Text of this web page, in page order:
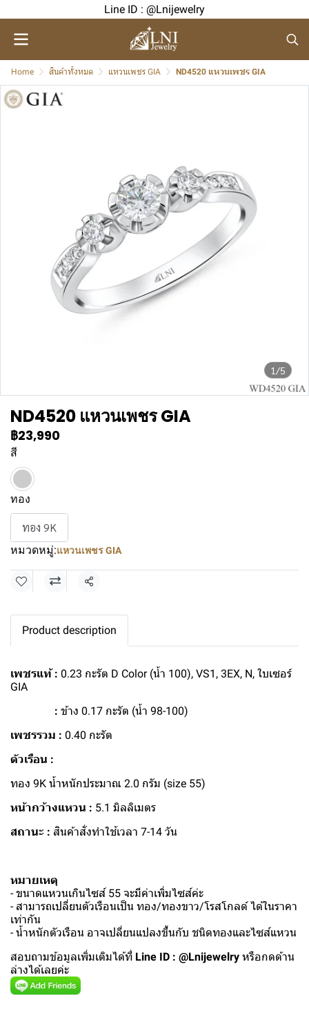
Line ID : @Lnijewelry
Home สินค้าทั้งหมด แหวนเพชร GIA ND4520 แหวนเพชร GIA
1/5
ND4520 แหวนเพชร GIA
฿23,990
สี
ทอง
ทอง 9K
หมวดหมู่:แหวนเพชร GIA
แชร์
Product description
เพชรแท้ : 0.23 กะรัต D Color (น้ำ 100), VS1, 3EX, N, ใบเซอร์
GIA
: ข้าง 0.17 กะรัต (น้ำ 98-100)
เพชรรวม : 0.40 กะรัต
ตัวเรือน :
ทอง 9K น้ำหนักประมาณ 2.0 กรัม (size 55)
หน้ากว้างแหวน : 5.1 มิลลิเมตร
สถานะ : สินค้าสั่งทำใช้เวลา 7-14 วัน
หมายเหตุ
- ขนาดแหวนเกินไซส์ 55 จะมีค่าเพิ่มไซส์ค่ะ
- สามารถเปลี่ยนตัวเรือนเป็น ทอง/ทองขาว/โรสโกลด์ ได้ในราคา
เท่ากัน
- น้ำหนักตัวเรือน อาจเปลี่ยนแปลงขึ้นกับ ชนิดทองและไซส์แหวน
สอบถามข้อมูลเพิ่มเติมได้ที่ Line ID : @Lnijewelry หรือกดด้าน
ล่างได้เลยค่ะ